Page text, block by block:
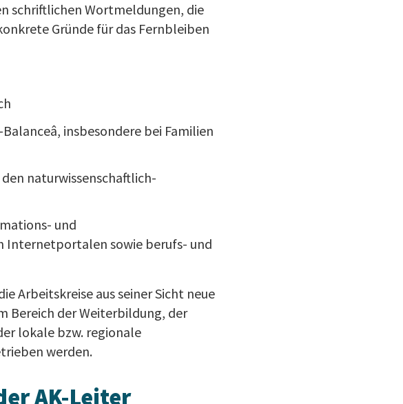
schriftlichen Wortmeldungen, die
Gründe für das Fernbleiben
insbesondere bei Familien
naturwissenschaftlich-
und
Internetportalen sowie berufs- und
Arbeitskreise aus seiner Sicht neue
Bereich der Weiterbildung, der
lokale bzw. regionale
werden.
AK-Leiter